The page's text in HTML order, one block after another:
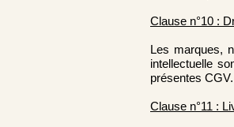
Clause n°10 :
Les marques,
intellectuelle
présentes
Clause n°11 :